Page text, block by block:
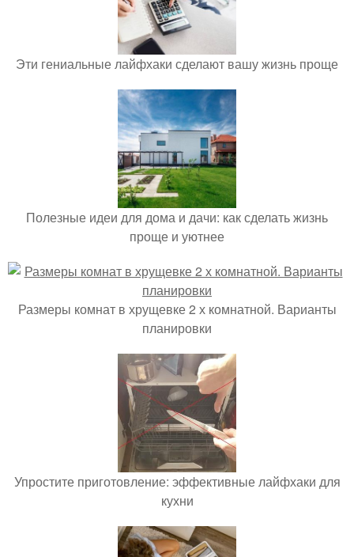
Эти гениальные лайфхаки сделают вашу жизнь проще
Полезные идеи для дома и дачи: как сделать жизнь
проще и уютнее
Размеры комнат в хрущевке 2 х комнатной. Варианты
планировки
Упростите приготовление: эффективные лайфхаки для
кухни